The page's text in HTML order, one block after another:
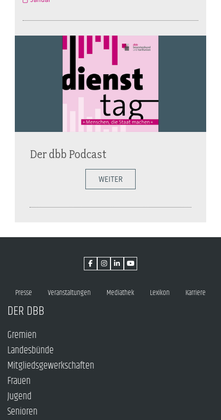
Der dbb Podcast
WEITER
Presse Veranstaltungen Mediathek Lexikon Karriere
DER DBB
Gremien
Landesbünde
Mitgliedsgewerkschaften
Frauen
Jugend
Senioren